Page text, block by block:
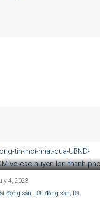
4, 2023
động sản, Bất động sản, Bất